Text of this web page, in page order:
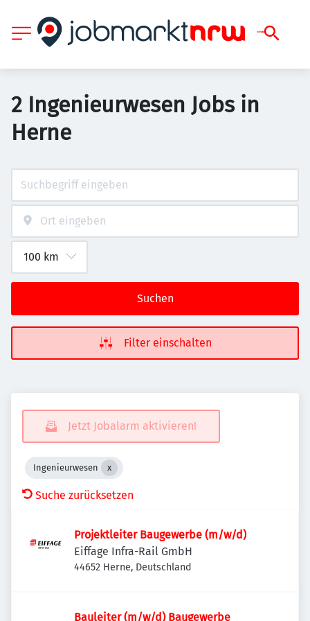
2 Ingenieurwesen Jobs in
Herne
Suchen
Filter einschalten
Jetzt Jobalarm aktivieren!
Ingenieurwesen
Suche zurücksetzen
Projektleiter Baugewerbe (m/w/d)
Eiffage Infra-Rail GmbH
44652 Herne, Deutschland
Bauleiter (m/w/d) Baugewerbe